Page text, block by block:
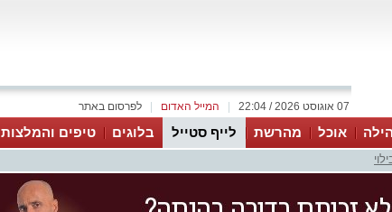
לפרסום באתר המייל האדום 07 אוגוסט 2026 / 22:04
אוכל מהרשת לייף סטייל בלוגים טיפים והמלצות